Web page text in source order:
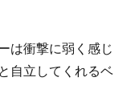
は衝撃に弱く感じ
自立してくれるベ